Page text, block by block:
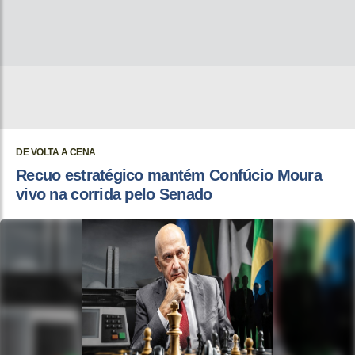
DE VOLTA A CENA
Recuo estratégico mantém Confúcio Moura
vivo na corrida pelo Senado